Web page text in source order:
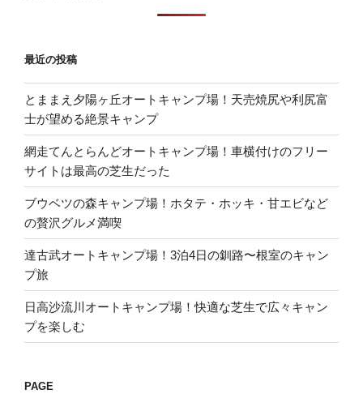
最近の投稿
とままえ夕陽ヶ丘オートキャンプ場！天売焼尻や利尻富
士が望める絶景キャンプ
網走てんとらんどオートキャンプ場！車横付けのフリー
サイトは最高の芝生だった
ブウベツの森キャンプ場！ホタテ・ホッキ・甘エビなど
の贅沢グルメ満喫
達古武オートキャンプ場！3泊4日の釧路〜根室のキャン
プ旅
日高沙流川オートキャンプ場！快適な芝生で広々キャン
プを楽しむ
PAGE